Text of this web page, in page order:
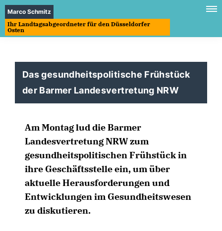
Marco Schmitz
Ihr Landtagsabgeordneter für den Düsseldorfer
Osten
Das gesundheitspolitische Frühstück
der Barmer Landesvertretung NRW
Am Montag lud die Barmer
Landesvertretung NRW zum
gesundheitspolitischen Frühstück in
ihre Geschäftsstelle ein, um über
aktuelle Herausforderungen und
Entwicklungen im Gesundheitswesen
zu diskutieren.